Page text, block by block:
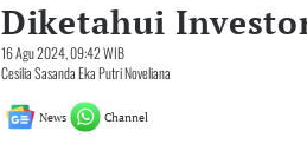
Diketahui
16 Agu 2024, 09:42 WIB
Cesilia Sasanda Eka Putri Noveliana
News Channel